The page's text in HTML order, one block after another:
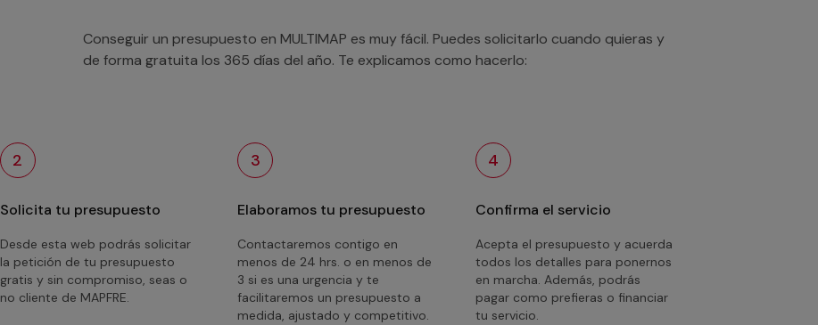
Conseguir un presupuesto en MULTIMAP es muy fácil. Puedes solicitarlo cuando quieras y
de forma gratuita los 365 días del año. Te explicamos como hacerlo:
2
Solicita tu presupuesto
Desde esta web podrás solicitar
la petición de tu presupuesto
gratis y sin compromiso, seas o
no cliente de MAPFRE.
3
Elaboramos tu presupuesto
Contactaremos contigo en
menos de 24 hrs. o en menos de
3 si es una urgencia y te
facilitaremos un presupuesto a
medida, ajustado y competitivo.
4
Confirma el servicio
Acepta el presupuesto y acuerda
todos los detalles para ponernos
en marcha. Además, podrás
pagar como prefieras o financiar
tu servicio.